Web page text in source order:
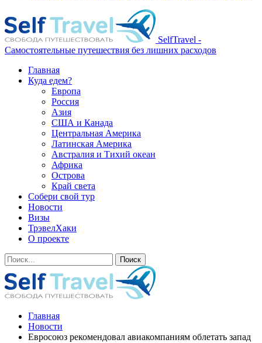
SelfTravel -
Самостоятельные путешествия без лишних расходов
Главная
Куда едем?
Европа
Россия
Азия
США и Канада
Центральная Америка
Латинская Америка
Австралия и Тихий океан
Африка
Острова
Край света
Собери свой тур
Новости
Визы
ТрэвелХаки
О проекте
Главная
Новости
Евросоюз рекомендовал авиакомпаниям облетать запад